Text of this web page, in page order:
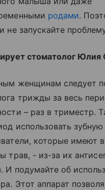
родами.
не запускайте
стоматолог
женщинам следует
трижды за весь
– раз в триместр.
использовать
которые имеют
трав, - из-за их
И подумайте об
Этот аппарат